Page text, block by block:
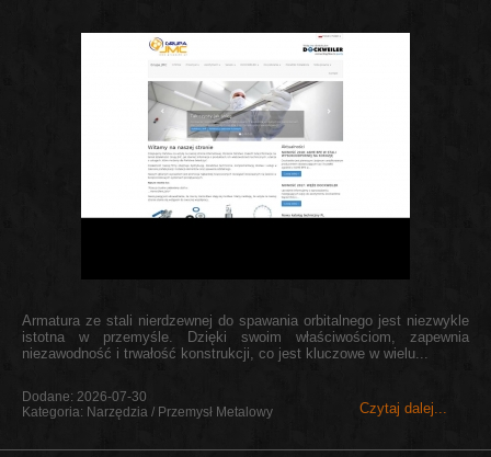
Armatura ze stali nierdzewnej do spawania orbitalnego jest niezwykle
istotna w przemyśle. Dzięki swoim właściwościom, zapewnia
niezawodność i trwałość konstrukcji, co jest kluczowe w wielu...
Czytaj dalej...
Dodane: 2026-07-30
Kategoria: Narzędzia / Przemysł Metalowy